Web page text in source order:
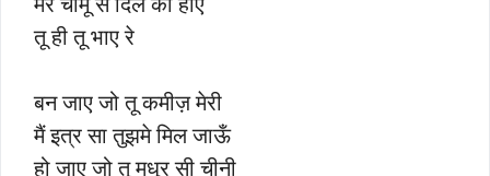
तू ही तू भाए रे
बन जाए जो तू कमीज़ मेरी
मैं इत्र सा तुझमे मिल जाऊँ
हो जाए जो तू मधुर सी चीनी